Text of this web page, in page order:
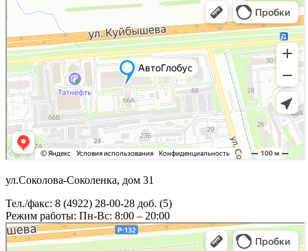
ул.Соколова-Соколенка, дом 31
Тел./факс: 8 (4922) 28-00-28 доб. (5)
Режим работы: Пн-Вс: 8:00 – 20:00